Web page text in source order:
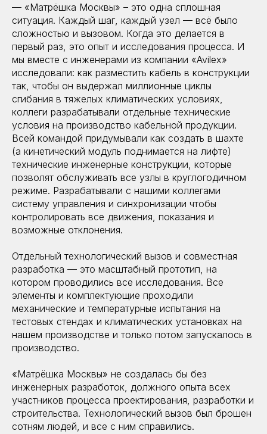
— «Матрёшка Москвы» – это одна сплошная
ситуация. Каждый шаг, каждый узел — всё было
сложностью и вызовом. Когда это делается в
первый раз, это опыт и исследования процесса. И
мы вместе с инженерами из компании «Avilex»
исследовали: как разместить кабель в конструкции
так, чтобы он выдержал миллионные циклы
сгибания в тяжелых климатических условиях,
коллеги разрабатывали отдельные технические
условия на производство кабельной продукции.
Всей командой придумывали как создать в шахте
(а кинетический модуль поднимается на лифте)
технические инженерные конструкции, которые
позволят обслуживать все узлы в круглогодичном
режиме. Разрабатывали с нашими коллегами
систему управления и синхронизации чтобы
контролировать все движения, показания и
возможные отклонения.
Отдельный технологический вызов и совместная
разработка — это масштабный прототип, на
котором проводились все исследования. Все
элементы и комплектующие проходили
механические и температурные испытания на
тестовых стендах и климатических установках на
нашем производстве и только потом запускалось в
производство.
«Матрёшка Москвы» не создалась бы без
инженерных разработок, должного опыта всех
участников процесса проектирования, разработки и
строительства. Технологический вызов был брошен
сотням людей, и все с ним справились.